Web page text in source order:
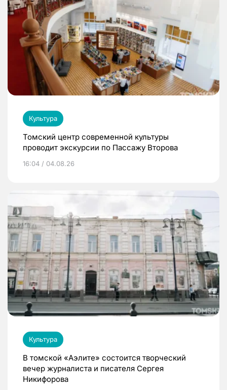
Культура
Томский центр современной культуры
проводит экскурсии по Пассажу Второва
16:04 / 04.08.26
Культура
В томской «Аэлите» состоится творческий
вечер журналиста и писателя Сергея
Никифорова